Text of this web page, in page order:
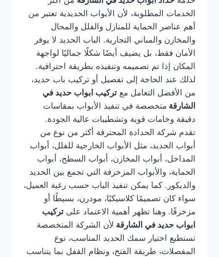
الخدمات المطلوبة، لأن الأبواب الحديدية تعتبر من
أهم عناصر الحماية للمنازل والفلل والمحال
والمخازن والمباني التجارية. الباب الحديد لا يوفر
الأمان فقط، بل يضيف أيضًا شكلًا جماليًا لواجهة
المكان إذا تم تصميمه وتنفيذه بطريقة احترافية.
لذلك عند الحاجة إلى تفصيل أو تركيب باب حديد،
من الأفضل التعامل مع تركيب ابواب حديد في
الشارقة متخصصة في تنفيذ الأبواب بمقاسات
دقيقة وخامات قوية وتشطيبات عالية الجودة.
تقدم شركة الحدادة المحترفة أكثر من نوع من
أبواب الحديد، مثل الأبواب الخارجية للفلل، أبواب
المداخل، أبواب المخازن، أبواب السطح، أبواب
الحماية، والأبواب المزخرفة التي تجمع بين الحديد
والديكور. كما يمكن تنفيذ الباب حسب رغبة العميل،
سواء كان تصميمًا كلاسيكيًا، مودرن، بسيطًا أو
مزخرفًا. وهنا تظهر أهمية الاعتماد على تركيب
ابواب حديد في الشارقة لأن الشركة المتخصصة
تستطيع اختيار سمك الحديد المناسب، نوع
المفصلات، طريقة الفتح، ونظام القفل بما يتناسب